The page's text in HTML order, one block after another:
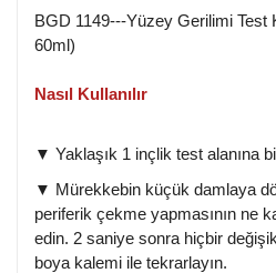
BGD 1149---Yüzey Gerilimi Test
60ml)
Nasıl Kullanılır
▼ Yaklaşık 1 inçlik test alanına
▼ Mürekkebin küçük damlaya
periferik çekme yapmasının ne
edin. 2 saniye sonra hiçbir
boya kalemi ile tekrarlayın.